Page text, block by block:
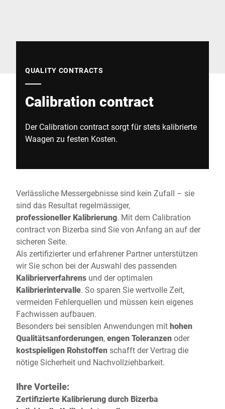
QUALITY CONTRACTS
Calibration contract
Der Calibration contract sorgt für stets kalibrierte
Waagen zu festen Kosten.
Verlässliche Messergebnisse sind kein Zufall – sie
sind das Resultat regelmässiger,
professioneller Kalibrierung. Mit dem Calibration
contract von Bizerba sind Sie von Anfang an auf der
sicheren Seite.
Als zertifizierter und erfahrener Partner unterstützen
wir Sie schon bei der Auswahl des passenden
Kalibrierverfahrens und der optimalen
Kalibrierintervalle. So sparen Sie wertvolle Zeit,
vermeiden Fehlerquellen und müssen kein eigenes
Fachwissen aufbauen.
Besonders bei sensiblen Anwendungen mithohen
Qualitätsanforderungen,engen Toleranzenoder
kostspieligen Rohstoffen schafft der Vertrag die
nötige Sicherheit und Nachvollziehbarkeit.
Ihre Vorteile:
Zertifizierte Kalibrierung durch Bizerba